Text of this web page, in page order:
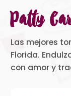
Patty
Las mejores
Florida.
con amor y